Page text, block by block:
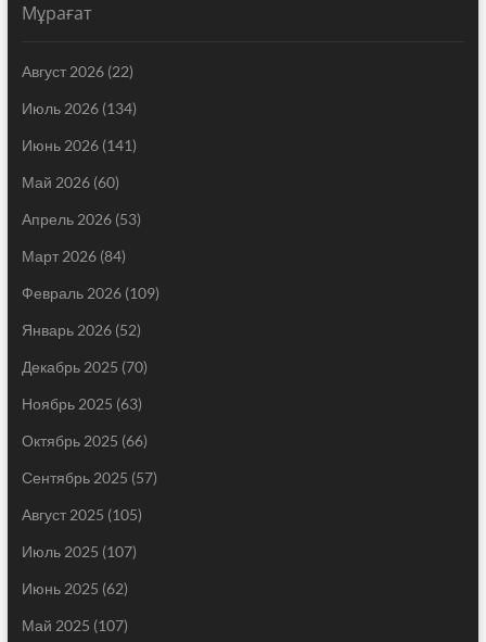
Мұрағат
Август 2026(22)
Июль 2026(134)
Июнь 2026(141)
Май 2026(60)
Апрель 2026(53)
Март 2026(84)
Февраль 2026(109)
Январь 2026(52)
Декабрь 2025 (70)
Ноябрь 2025 (63)
Октябрь 2025 (66)
Сентябрь 2025 (57)
Август 2025 (105)
Июль 2025 (107)
Июнь 2025 (62)
Май 2025 (107)